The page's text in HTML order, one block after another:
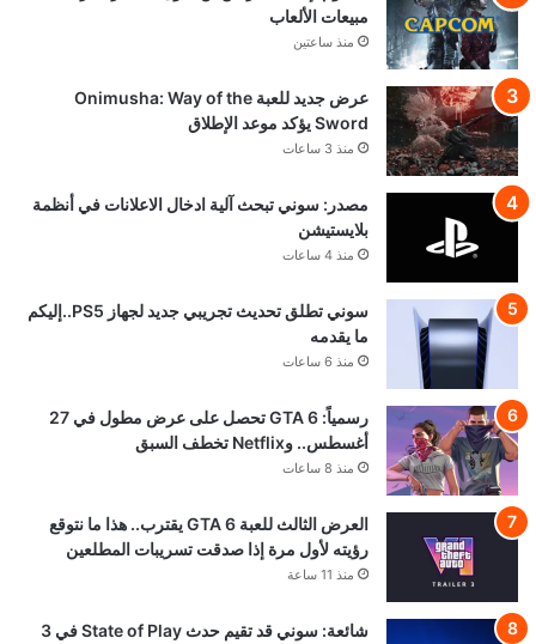
مبيعات الألعاب
منذ ساعتين
عرض جديد للعبة Onimusha: Way of the
Sword يؤكد موعد الإطلاق
منذ 3 ساعات
مصدر: سوني تبحث آلية ادخال الاعلانات في أنظمة
بلايستيشن
منذ 4 ساعات
سوني تطلق تحديث تجريبي جديد لجهاز PS5..إليكم
ما يقدمه
منذ 6 ساعات
رسمياً: GTA 6 تحصل على عرض مطول في 27
أغسطس.. وNetflix تخطف السبق
منذ 8 ساعات
العرض الثالث للعبة GTA 6 يقترب.. هذا ما نتوقع
رؤيته لأول مرة إذا صدقت تسريبات المطلعين
منذ 11 ساعة
شائعة: سوني قد تقيم حدث State of Play في 3